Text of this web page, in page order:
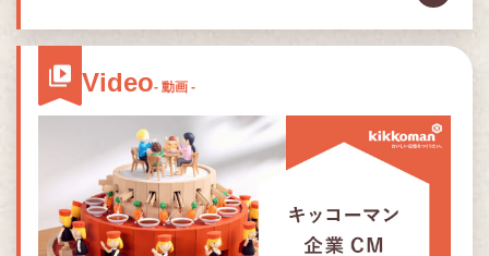
Video- 動画 -